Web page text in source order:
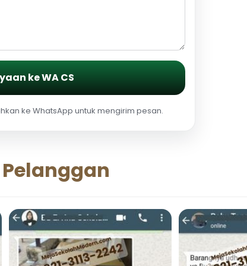
ke WA CS
ke WhatsApp untuk mengirim pesan.